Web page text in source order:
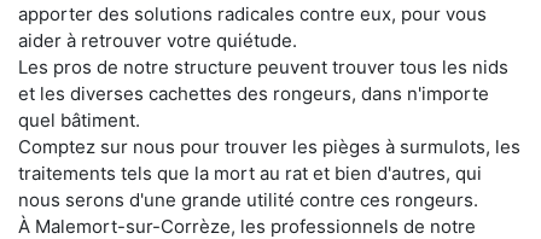
apporter des solutions radicales contre eux, pour vous
aider à retrouver votre quiétude.
Les pros de notre structure peuvent trouver tous les nids
et les diverses cachettes des rongeurs, dans n'importe
quel bâtiment.
Comptez sur nous pour trouver les pièges à surmulots, les
traitements tels que la mort au rat et bien d'autres, qui
nous serons d'une grande utilité contre ces rongeurs.
À Malemort-sur-Corrèze, les professionnels de notre